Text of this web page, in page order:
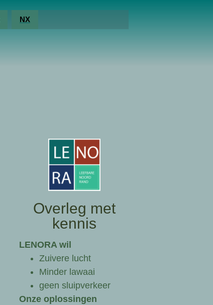
NX
Overleg met
kennis
LENORA wil
Zuivere lucht
Minder lawaai
geen sluipverkeer
Onze oplossingen